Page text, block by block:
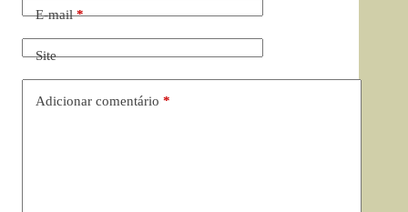
E-mail*
Site
Adicionar comentário *